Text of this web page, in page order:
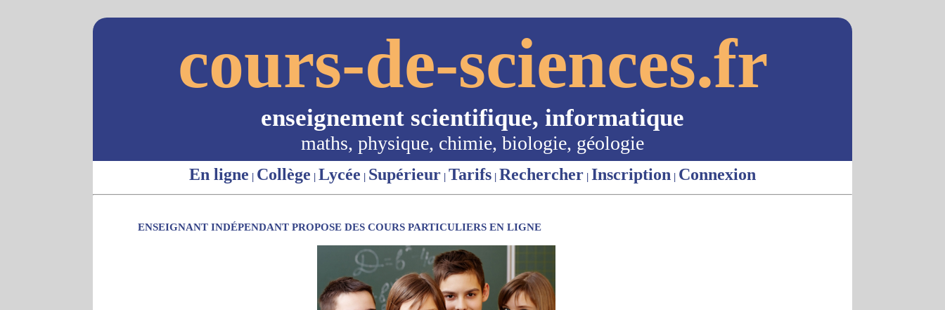
cours-de-sciences.fr
enseignement scientifique, informatique
maths, physique, chimie, biologie, géologie
En ligne | Collège | Lycée | Supérieur | Tarifs | Rechercher | Inscription | Connexion
ENSEIGNANT INDÉPENDANT PROPOSE DES COURS PARTICULIERS EN LIGNE